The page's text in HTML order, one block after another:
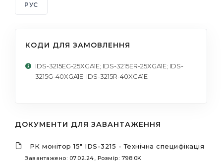
РУС
КОДИ ДЛЯ ЗАМОВЛЕННЯ
IDS-3215EG-25XGA1E; IDS-3215ER-25XGA1E; IDS-
3215G-40XGA1E; IDS-3215R-40XGA1E
ДОКУМЕНТИ ДЛЯ ЗАВАНТАЖЕННЯ
РК монітор 15" IDS-3215 - Технічна специфікація
Завантажено: 07.02.24, Розмір: 798.0K